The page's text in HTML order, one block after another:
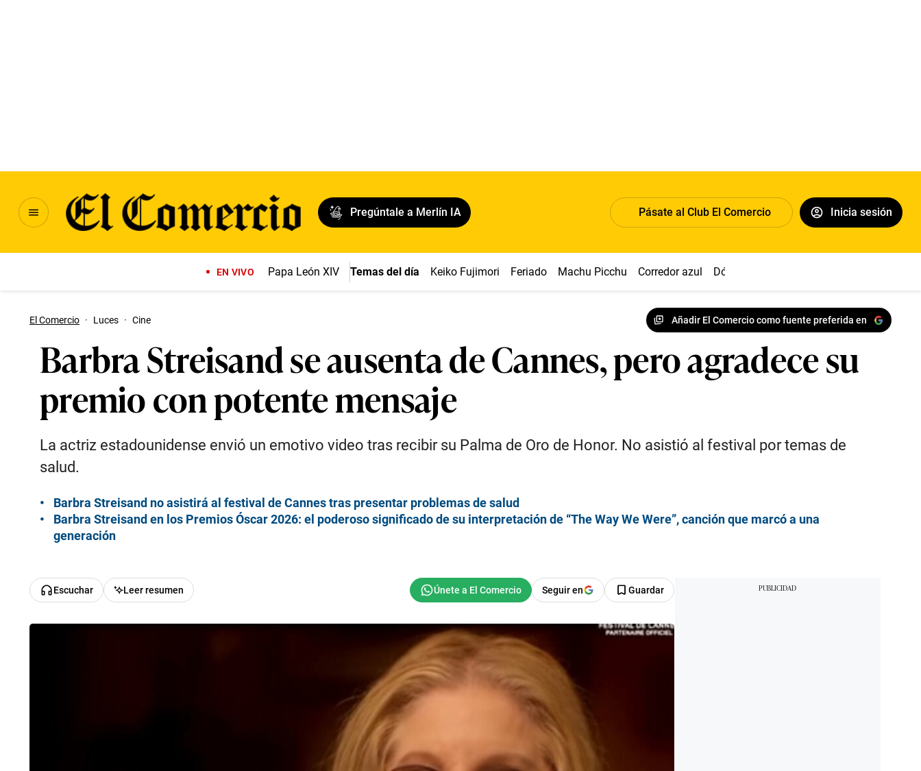
Pregúntale a Merlín IA Pásate al Club El Comercio Inicia sesión
EN VIVO Papa León XIV Temas del día Keiko Fujimori Feriado Machu Picchu Corredor azul Dólar
El Comercio · Luces · Cine Añadir El Comercio como fuente preferida en
Barbra Streisand se ausenta de Cannes, pero agradece su
premio con potente mensaje
La actriz estadounidense envió un emotivo video tras recibir su Palma de Oro de Honor. No asistió al festival por temas de
salud.
Barbra Streisand no asistirá al festival de Cannes tras presentar problemas de salud
Barbra Streisand en los Premios Óscar 2026: el poderoso significado de su interpretación de “The Way We Were”, canción que marcó a una
generación
Escuchar Leer resumen Seguir en Guardar